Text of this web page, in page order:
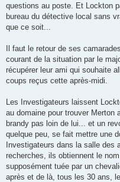
questions au poste. Et Lockton
bureau du détective local sans
que ce soit...
Il faut le retour de ses
courant de la situation par le
récupérer leur ami qui souhaite
coups reçus cette après-midi.
Les Investigateurs laissent
au domaine pour trouver Merton
brandy pas loin de lui... et un
quelque peu, se fait mettre une
Investigateurs dans la salle des
recherches, ils obtiennent le
supposément tuée par un
après et de là, tous les 30 ans,